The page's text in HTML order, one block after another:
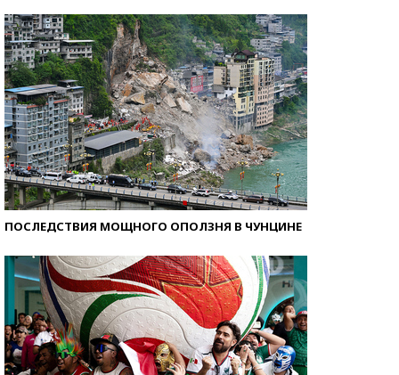
ПОСЛЕДСТВИЯ МОЩНОГО ОПОЛЗНЯ В ЧУНЦИНЕ